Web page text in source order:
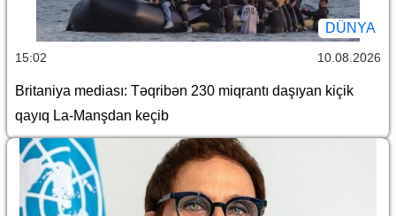
DÜNYA
15:02 10.08.2026
Britaniya mediası: Təqribən 230 miqrantı daşıyan kiçik
qayıq La-Manşdan keçib